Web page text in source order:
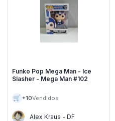
Funko Pop Mega Man - Ice
Slasher - Mega Man #102
🛒 +10Vendidos
Alex Kraus - DF